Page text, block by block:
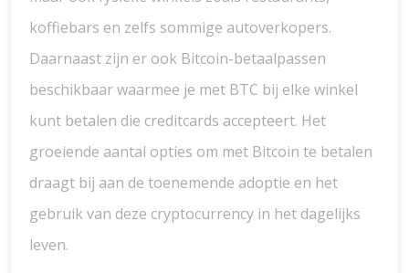
koffiebars en zelfs sommige autoverkopers.
Daarnaast zijn er ook Bitcoin-betaalpassen
beschikbaar waarmee je met BTC bij elke winkel
kunt betalen die creditcards accepteert. Het
groeiende aantal opties om met Bitcoin te betalen
draagt bij aan de toenemende adoptie en het
gebruik van deze cryptocurrency in het dagelijks
leven.